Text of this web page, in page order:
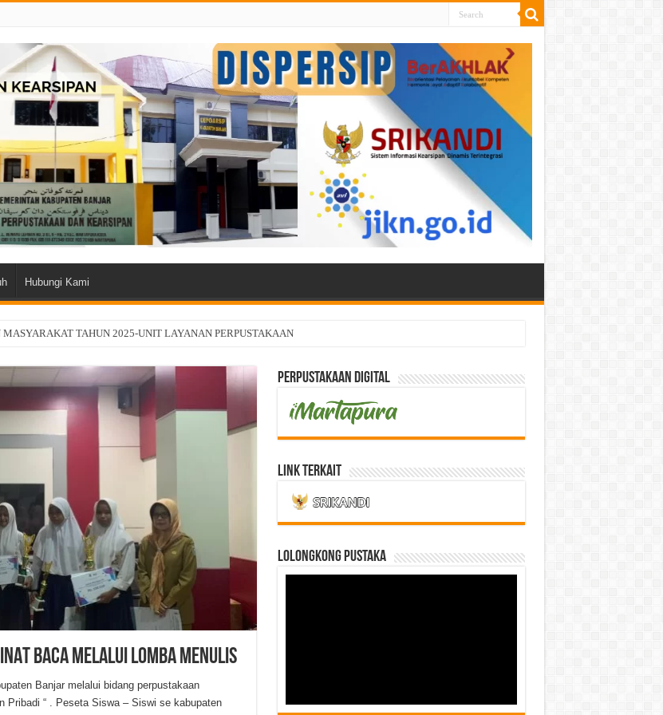
Hubungi Kami
TAHUN 2025-UNIT LAYANAN PERPUSTAKAAN
BACA MELALUI LOMBA MENULIS
Banjar melalui bidang perpustakaan
Pribadi “ . Peseta Siswa – Siswi se kabupaten
Perpustakaan Digital
Link Terkait
LOLONGKONG PUSTAKA